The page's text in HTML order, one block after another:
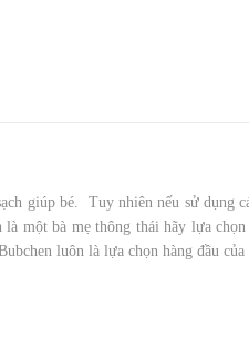
giúp bé. Tuy nhiên nếu sử dụng
một bà mẹ thông thái hãy lựa
luôn là lựa chọn hàng đầu